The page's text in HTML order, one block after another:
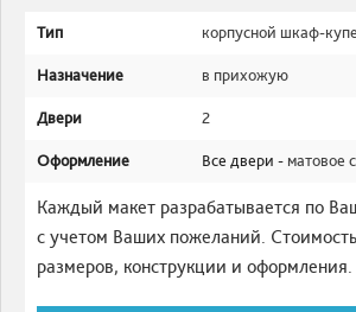
Тип корпусной шкаф-купе
Назначение в прихожую
Двери 2
Оформление Все двери - матовое
Каждый макет разрабатывается по
с учетом Ваших пожеланий.
размеров, конструкции и оформления.